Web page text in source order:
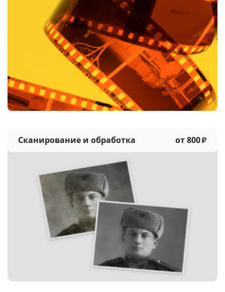
Багетная мастерская
Магазин
Сканирование и обработка от 800₽